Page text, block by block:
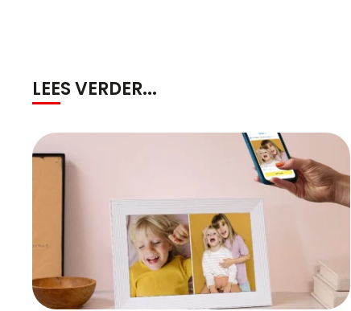
LEES VERDER...